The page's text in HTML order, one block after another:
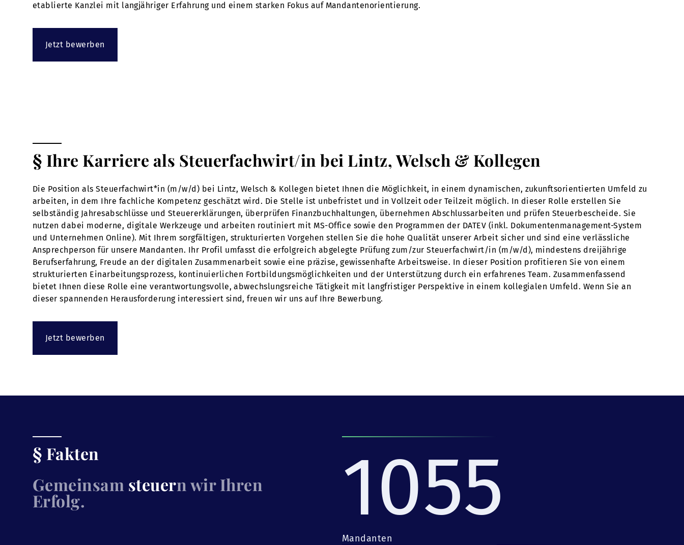
etablierte Kanzlei mit langjähriger Erfahrung und einem starken Fokus auf Mandantenorientierung.
Jetzt bewerben
§ Ihre Karriere als Steuerfachwirt/in bei Lintz, Welsch & Kollegen
Die Position als Steuerfachwirt*in (m/w/d) bei Lintz, Welsch & Kollegen bietet Ihnen die Möglichkeit, in einem dynamischen, zukunftsorientierten Umfeld zu
arbeiten, in dem Ihre fachliche Kompetenz geschätzt wird. Die Stelle ist unbefristet und in Vollzeit oder Teilzeit möglich. In dieser Rolle erstellen Sie
selbständig Jahresabschlüsse und Steuererklärungen, überprüfen Finanzbuchhaltungen, übernehmen Abschlussarbeiten und prüfen Steuerbescheide. Sie
nutzen dabei moderne, digitale Werkzeuge und arbeiten routiniert mit MS-Office sowie den Programmen der DATEV (inkl. Dokumentenmanagement-System
und Unternehmen Online). Mit Ihrem sorgfältigen, strukturierten Vorgehen stellen Sie die hohe Qualität unserer Arbeit sicher und sind eine verlässliche
Ansprechperson für unsere Mandanten. Ihr Profil umfasst die erfolgreich abgelegte Prüfung zum/zur Steuerfachwirt/in (m/w/d), mindestens dreijährige
Berufserfahrung, Freude an der digitalen Zusammenarbeit sowie eine präzise, gewissenhafte Arbeitsweise. In dieser Position profitieren Sie von einem
strukturierten Einarbeitungsprozess, kontinuierlichen Fortbildungsmöglichkeiten und der Unterstützung durch ein erfahrenes Team. Zusammenfassend
bietet Ihnen diese Rolle eine verantwortungsvolle, abwechslungsreiche Tätigkeit mit langfristiger Perspektive in einem kollegialen Umfeld. Wenn Sie an
dieser spannenden Herausforderung interessiert sind, freuen wir uns auf Ihre Bewerbung.
Jetzt bewerben
§ Fakten
Gemeinsam steuern wir Ihren
Erfolg. 1055
Mandanten